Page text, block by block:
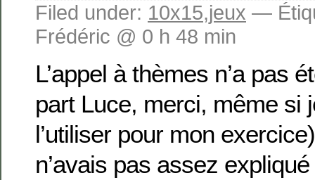
Filed under: 10x15,jeux —
Frédéric @ 0 h 48 min
L’appel à thèmes n’a pas
part Luce, merci, même si
l’utiliser pour mon
n’avais pas assez